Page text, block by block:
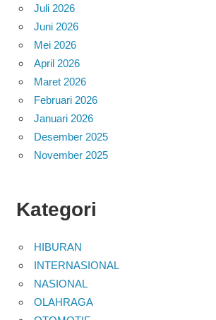
Juli 2026
Juni 2026
Mei 2026
April 2026
Maret 2026
Februari 2026
Januari 2026
Desember 2025
November 2025
Kategori
HIBURAN
INTERNASIONAL
NASIONAL
OLAHRAGA